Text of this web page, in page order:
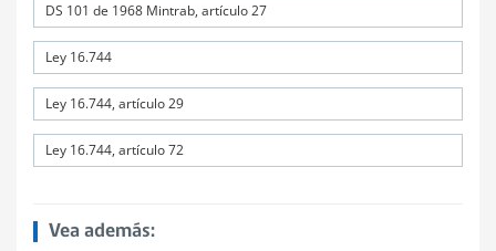
DS 101 de 1968 Mintrab, artículo 27
Ley 16.744
Ley 16.744, artículo 29
Ley 16.744, artículo 72
Vea además: